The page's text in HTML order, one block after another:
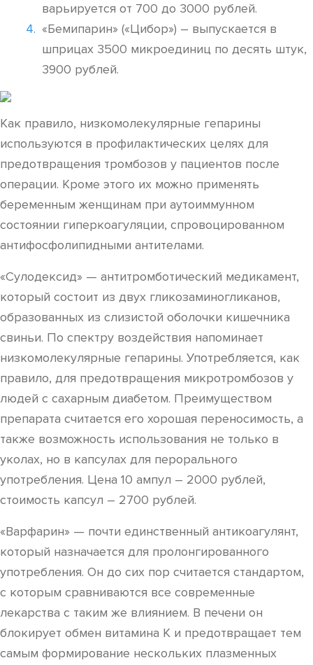
варьируется от 700 до 3000 рублей.
«Бемипарин» («Цибор») – выпускается в
шприцах 3500 микроединиц по десять штук,
3900 рублей.
Как правило, низкомолекулярные гепарины
используются в профилактических целях для
предотвращения тромбозов у пациентов после
операции. Кроме этого их можно применять
беременным женщинам при аутоиммунном
состоянии гиперкоагуляции, спровоцированном
антифосфолипидными антителами.
«Сулодексид» — антитромботический медикамент,
который состоит из двух гликозаминогликанов,
образованных из слизистой оболочки кишечника
свиньи. По спектру воздействия напоминает
низкомолекулярные гепарины. Употребляется, как
правило, для предотвращения микротромбозов у
людей с сахарным диабетом. Преимуществом
препарата считается его хорошая переносимость, а
также возможность использования не только в
уколах, но в капсулах для перорального
употребления. Цена 10 ампул – 2000 рублей,
стоимость капсул – 2700 рублей.
«Варфарин» — почти единственный антикоагулянт,
который назначается для пролонгированного
употребления. Он до сих пор считается стандартом,
с которым сравниваются все современные
лекарства с таким же влиянием. В печени он
блокирует обмен витамина К и предотвращает тем
самым формирование нескольких плазменных